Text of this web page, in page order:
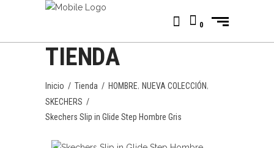
0
TIENDA
Inicio / Tienda / HOMBRE NUEVA COLECCIÓN
SKECHERS /
Skechers Slip in Glide Step Hombre Gris